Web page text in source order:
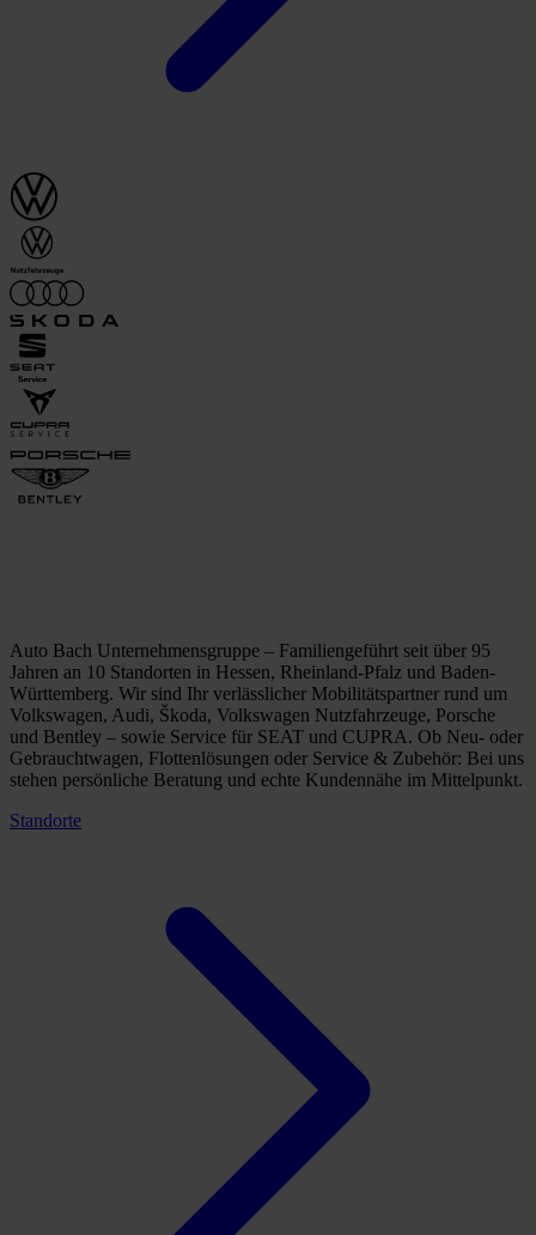
Auto Bach Unternehmensgruppe – Familiengeführt seit über 95
Jahren an 10 Standorten in Hessen, Rheinland-Pfalz und Baden-
Württemberg. Wir sind Ihr verlässlicher Mobilitätspartner rund um
Volkswagen, Audi, Škoda, Volkswagen Nutzfahrzeuge, Porsche
und Bentley – sowie Service für SEAT und CUPRA. Ob Neu- oder
Gebrauchtwagen, Flottenlösungen oder Service & Zubehör: Bei uns
stehen persönliche Beratung und echte Kundennähe im Mittelpunkt.
Standorte